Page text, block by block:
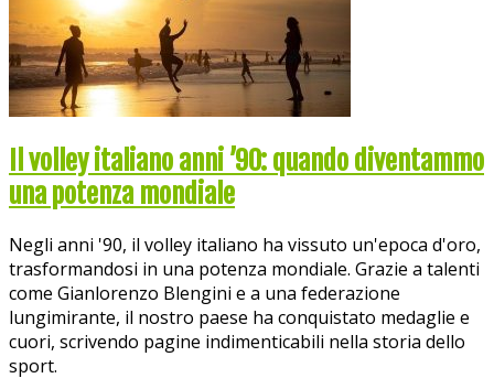
Il volley italiano anni ’90: quando diventammo
una potenza mondiale
Negli anni '90, il volley italiano ha vissuto un'epoca d'oro,
trasformandosi in una potenza mondiale. Grazie a talenti
come Gianlorenzo Blengini e a una federazione
lungimirante, il nostro paese ha conquistato medaglie e
cuori, scrivendo pagine indimenticabili nella storia dello
sport.